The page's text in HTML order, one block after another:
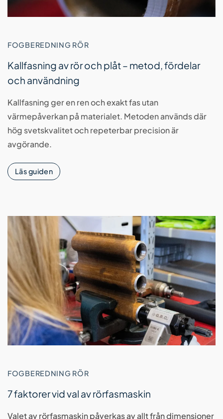
FOGBEREDNING RÖR
Kallfasning av rör och plåt – metod, fördelar
och användning
Kallfasning ger en ren och exakt fas utan
värmepåverkan på materialet. Metoden används där
hög svetskvalitet och repeterbar precision är
avgörande.
Läs guiden
FOGBEREDNING RÖR
7 faktorer vid val av rörfasmaskin
Valet av rörfasmaskin påverkas av allt från dimensioner